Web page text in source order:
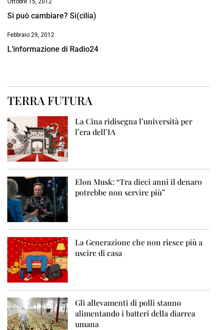
Ottobre 15, 2012
Si può cambiare? Sì(cilia)
Febbraio 29, 2012
L’informazione di Radio24
TERRA FUTURA
La Cina ridisegna l’università per
l’era dell’IA
Elon Musk: “Tra dieci anni il denaro
potrebbe non servire più”
La Generazione che non riesce più a
uscire di casa
Gli allevamenti di polli stanno
alimentando i batteri della diarrea
umana